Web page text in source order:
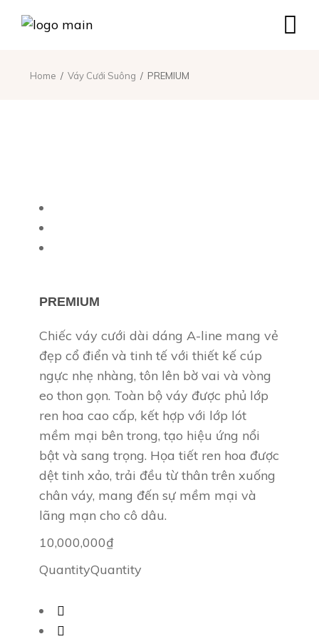
Home Váy Cưới Suông PREMIUM
PREMIUM
Chiếc váy cưới dài dáng A-line mang vẻ
đẹp cổ điển và tinh tế với thiết kế cúp
ngực nhẹ nhàng, tôn lên bờ vai và vòng
eo thon gọn. Toàn bộ váy được phủ lớp
ren hoa cao cấp, kết hợp với lớp lót
mềm mại bên trong, tạo hiệu ứng nổi
bật và sang trọng. Họa tiết ren hoa được
dệt tinh xảo, trải đều từ thân trên xuống
chân váy, mang đến sự mềm mại và
lãng mạn cho cô dâu.
10,000,000₫
QuantityQuantity